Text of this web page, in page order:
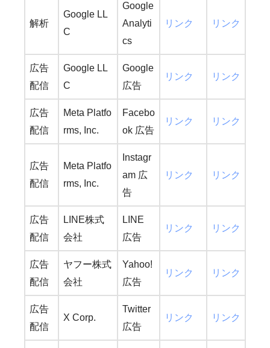
解析
Google LL
C
Google
Analyti
cs
リンク リンク
広告
配信
Google LL
C
Google
広告
リンク リンク
広告
配信
Meta Platfo
rms, Inc.
Facebo
ok 広告
リンク リンク
広告
配信
Meta Platfo
rms, Inc.
Instagr
am 広
告
リンク リンク
広告
配信
LINE株式
会社
LINE
広告
リンク リンク
広告
配信
ヤフー株式
会社
Yahoo!
広告
リンク リンク
広告
配信
X Corp.
Twitter
広告
リンク リンク